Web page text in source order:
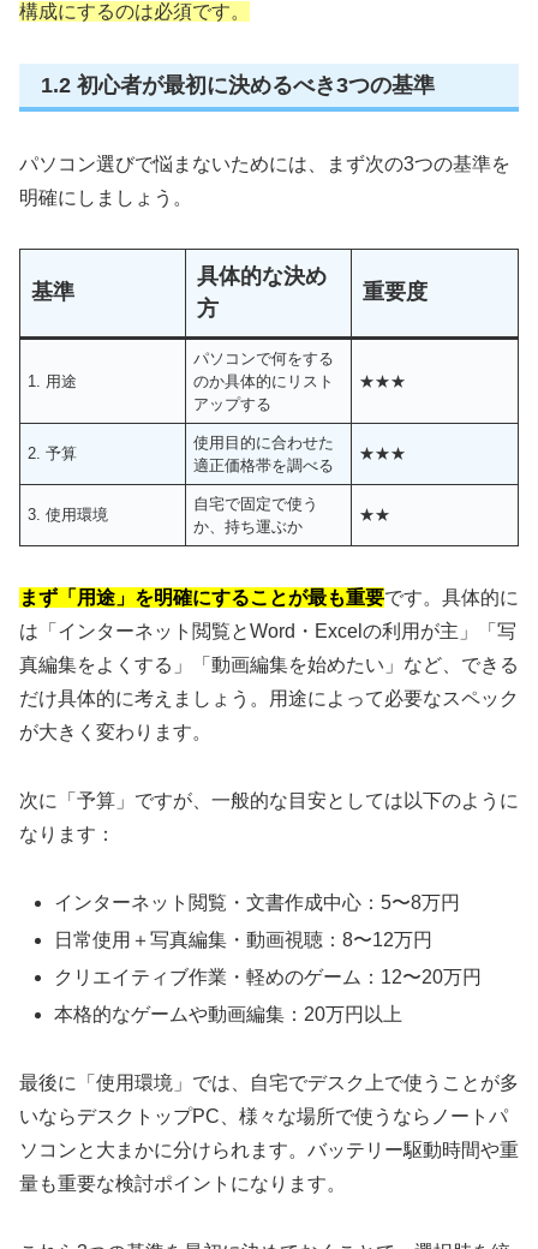
構成にするのは必須です。
1.2 初心者が最初に決めるべき3つの基準
パソコン選びで悩まないためには、まず次の3つの基準を
明確にしましょう。
基準
具体的な決め
方
重要度
1. 用途
パソコンで何をする
のか具体的にリスト
アップする
★★★
2. 予算
使用目的に合わせた
適正価格帯を調べる
★★★
3. 使用環境
自宅で固定で使う
か、持ち運ぶか
★★
まず「用途」を明確にすることが最も重要です。具体的に
は「インターネット閲覧とWord・Excelの利用が主」「写
真編集をよくする」「動画編集を始めたい」など、できる
だけ具体的に考えましょう。用途によって必要なスペック
が大きく変わります。
次に「予算」ですが、一般的な目安としては以下のように
なります：
インターネット閲覧・文書作成中心：5〜8万円
日常使用＋写真編集・動画視聴：8〜12万円
クリエイティブ作業・軽めのゲーム：12〜20万円
本格的なゲームや動画編集：20万円以上
最後に「使用環境」では、自宅でデスク上で使うことが多
いならデスクトップPC、様々な場所で使うならノートパ
ソコンと大まかに分けられます。バッテリー駆動時間や重
量も重要な検討ポイントになります。